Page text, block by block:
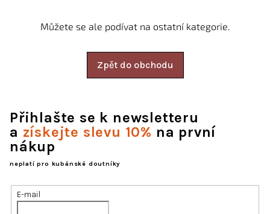
Můžete se ale podívat na ostatní kategorie.
Zpět do obchodu
Přihlašte se k newsletteru
a získejte slevu 10% na první
nákup
neplatí pro kubánské doutníky
E-mail